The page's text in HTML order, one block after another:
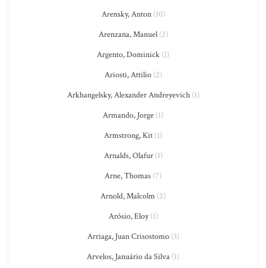
Arensky, Anton(10)
Arenzana, Manuel(2)
Argento, Dominick (1)
Ariosti, Attilio(2)
Arkhangelsky, Alexander Andreyevich(1)
Armando, Jorge (1)
Armstrong, Kit (1)
Arnalds, Olafur(1)
Arne, Thomas (7)
Arnold, Malcolm (2)
Arósio, Eloy(1)
Arriaga, Juan Crisostomo(3)
Arvelos, Januário da Silva (1)